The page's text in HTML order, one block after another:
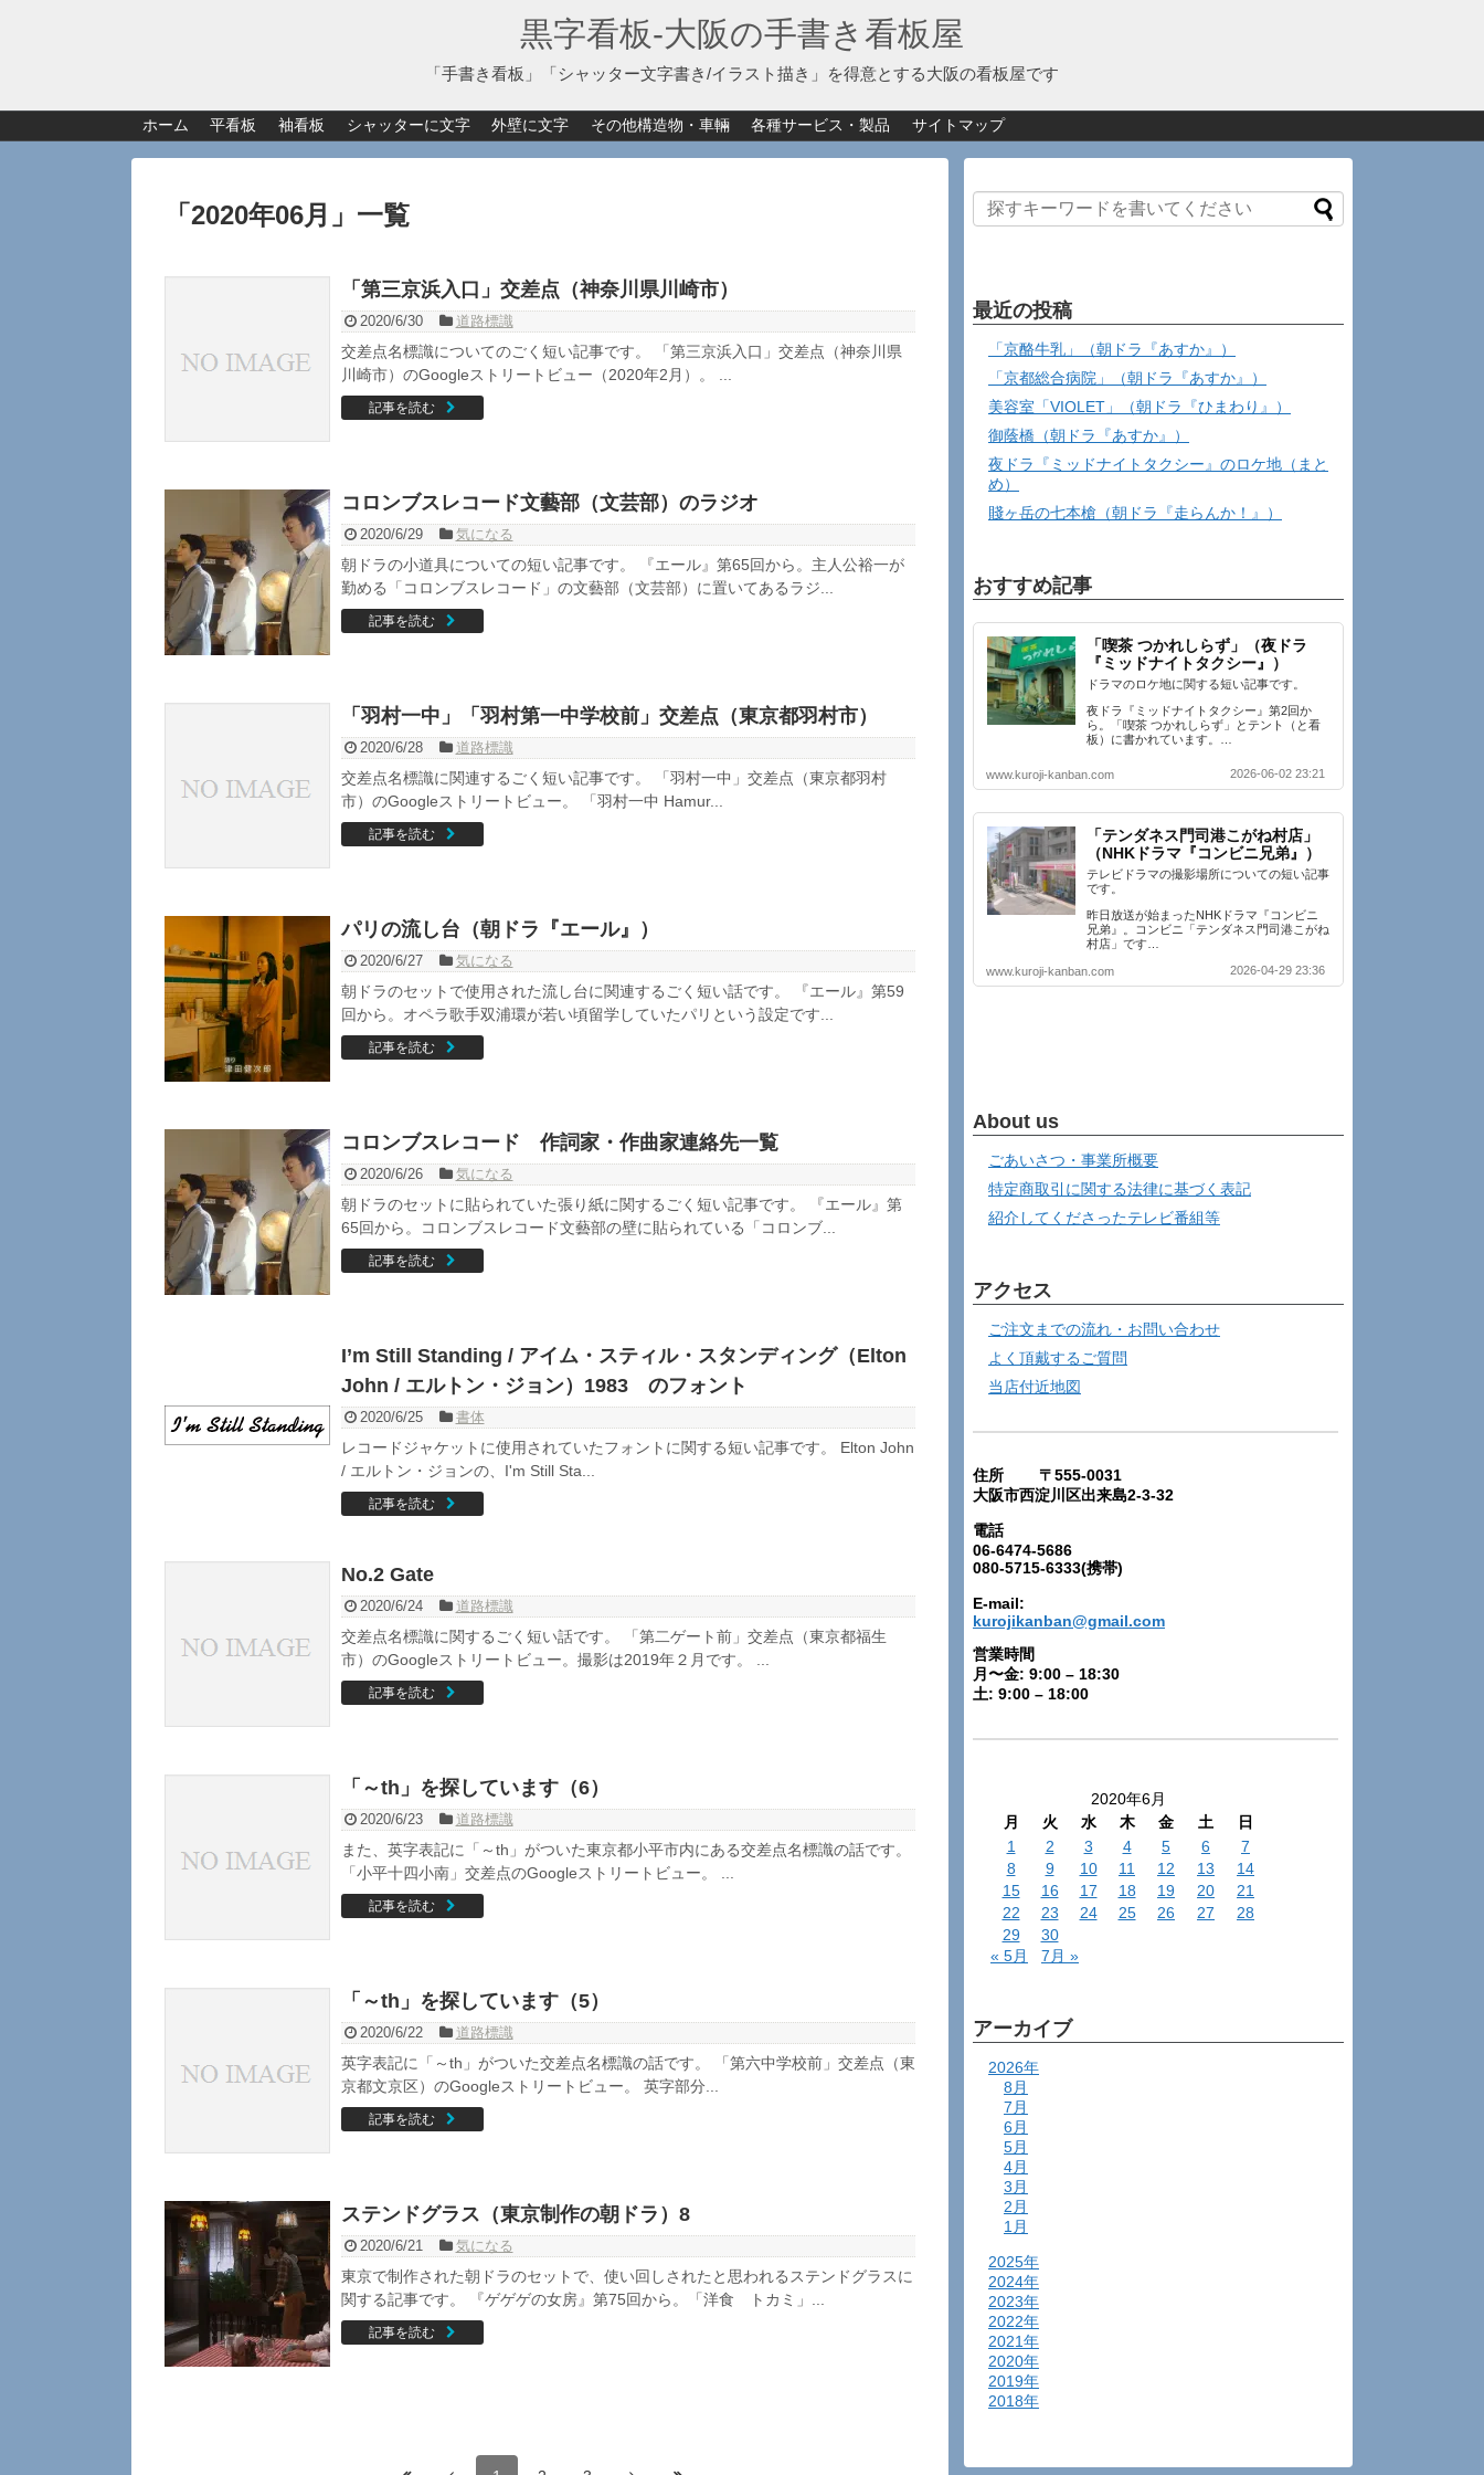
黒字看板‐大阪の手書き看板屋
「手書き看板」「シャッター文字書き/イラスト描き」を得意とする大阪の看板屋です
ホーム 平看板 袖看板 シャッターに文字 外壁に文字 その他構造物・車輛 各種サービス・製品 サイトマップ
「 2020年06月 」 一覧
「第三京浜入口」交差点（神奈川県川崎市）
2020/6/30 道路標識
交差点名標識についてのごく短い記事です。 「第三京浜入口」交差点（神奈川県
川崎市）のGoogleストリートビュー（2020年2月）。 ...
記事を読む
コロンブスレコード文藝部（文芸部）のラジオ
2020/6/29 気になる
朝ドラの小道具についての短い記事です。 『エール』第65回から。主人公裕一が
勤める「コロンブスレコード」の文藝部（文芸部）に置いてあるラジ...
記事を読む
「羽村一中」「羽村第一中学校前」交差点（東京都羽村市）
2020/6/28 道路標識
交差点名標識に関連するごく短い記事です。 「羽村一中」交差点（東京都羽村
市）のGoogleストリートビュー。 「羽村一中 Hamur...
記事を読む
パリの流し台（朝ドラ『エール』）
2020/6/27 気になる
朝ドラのセットで使用された流し台に関連するごく短い話です。 『エール』第59
回から。オペラ歌手双浦環が若い頃留学していたパリという設定です...
記事を読む
コロンブスレコード 作詞家・作曲家連絡先一覧
2020/6/26 気になる
朝ドラのセットに貼られていた張り紙に関するごく短い記事です。 『エール』第
65回から。コロンブスレコード文藝部の壁に貼られている「コロンブ...
記事を読む
I’m Still Standing / アイム・スティル・スタンディング（Elton
John / エルトン・ジョン）1983 のフォント
2020/6/25 書体
レコードジャケットに使用されていたフォントに関する短い記事です。 Elton John
/ エルトン・ジョンの、I'm Still Sta...
記事を読む
No.2 Gate
2020/6/24 道路標識
交差点名標識に関するごく短い話です。 「第二ゲート前」交差点（東京都福生
市）のGoogleストリートビュー。撮影は2019年２月です。 ...
記事を読む
「～th」を探しています（6）
2020/6/23 道路標識
また、英字表記に「～th」がついた東京都小平市内にある交差点名標識の話です。
「小平十四小南」交差点のGoogleストリートビュー。 ...
記事を読む
「～th」を探しています（5）
2020/6/22 道路標識
英字表記に「～th」がついた交差点名標識の話です。 「第六中学校前」交差点（東
京都文京区）のGoogleストリートビュー。 英字部分...
記事を読む
ステンドグラス（東京制作の朝ドラ）8
2020/6/21 気になる
東京で制作された朝ドラのセットで、使い回しされたと思われるステンドグラスに
関する記事です。 『ゲゲゲの女房』第75回から。「洋食 トカミ」...
記事を読む
最近の投稿
「京酪牛乳」（朝ドラ『あすか』）
「京都総合病院」（朝ドラ『あすか』）
美容室「VIOLET」（朝ドラ『ひまわり』）
御蔭橋（朝ドラ『あすか』）
夜ドラ『ミッドナイトタクシー』のロケ地（まと
め）
賤ヶ岳の七本槍（朝ドラ『走らんか！』）
おすすめ記事
「喫茶 つかれしらず」（夜ドラ
『ミッドナイトタクシー』）
ドラマのロケ地に関する短い記事です。
夜ドラ『ミッドナイトタクシー』第2回か
ら。「喫茶 つかれしらず」とテント（と看
板）に書かれています。…
www.kuroji-kanban.com 2026-06-02 23:21
「テンダネス門司港こがね村店」
（NHKドラマ『コンビニ兄弟』）
テレビドラマの撮影場所についての短い記事
です。
昨日放送が始まったNHKドラマ『コンビニ
兄弟』。コンビニ「テンダネス門司港こがね
村店」です…
www.kuroji-kanban.com 2026-04-29 23:36
About us
ごあいさつ・事業所概要
特定商取引に関する法律に基づく表記
紹介してくださったテレビ番組等
アクセス
ご注文までの流れ・お問い合わせ
よく頂戴するご質問
当店付近地図
住所 〒555-0031
大阪市西淀川区出来島2-3-32
電話
06-6474-5686
080-5715-6333(携帯)
E-mail:
kurojikanban@gmail.com
営業時間
月〜金: 9:00 – 18:30
土: 9:00 – 18:00
2020年6月
月
火 水 木 金 土
日
1
2 3 4 5 6
7
8
9 10 11 12 13
14
15
16 17 18 19 20
21
22
23 24 25 26 27
28
29
30
« 5月
7月 »
アーカイブ
2026年
8月
7月
6月
5月
4月
3月
2月
1月
2025年
2024年
2023年
2022年
2021年
2020年
2019年
2018年